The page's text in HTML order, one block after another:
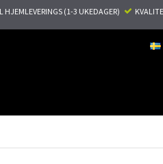
HJEMLEVERINGS (1-3 UKEDAGER)